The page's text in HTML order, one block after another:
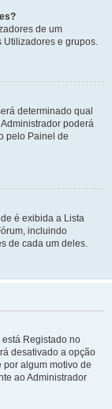
de um
Utilizadores e grupos.
determinado qual
poderá
pelo Painel de
é exibida a Lista
incluindo
de cada um deles.
está Registado no
desativado a opção
por algum motivo de
ao Administrador